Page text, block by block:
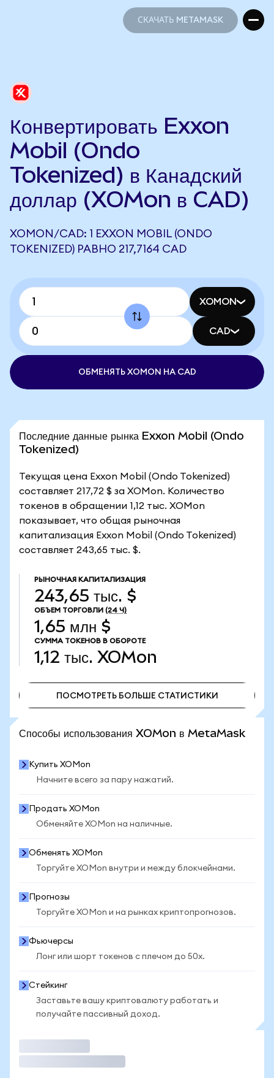
СКАЧАТЬ METAMASK
Конвертировать Exxon
Mobil (Ondo
Tokenized) в Канадский
доллар (XOMon в CAD)
XOMON/CAD: 1 EXXON MOBIL (ONDO
TOKENIZED) РАВНО 217,7164 CAD
XOMON
CAD
ОБМЕНЯТЬ XOMON НА CAD
Последние данные рынка Exxon Mobil (Ondo
Tokenized)
Текущая цена Exxon Mobil (Ondo Tokenized)
составляет 217,72 $ за XOMon. Количество
токенов в обращении 1,12 тыс. XOMon
показывает, что общая рыночная
капитализация Exxon Mobil (Ondo Tokenized)
составляет 243,65 тыс. $.
РЫНОЧНАЯ КАПИТАЛИЗАЦИЯ
243,65 тыс. $
ОБЪЕМ ТОРГОВЛИ (24 Ч)
1,65 млн $
СУММА ТОКЕНОВ В ОБОРОТЕ
1,12 тыс. XOMon
ПОСМОТРЕТЬ БОЛЬШЕ СТАТИСТИКИ
Способы использования XOMon в MetaMask
Купить XOMon
Начните всего за пару нажатий.
Продать XOMon
Обменяйте XOMon на наличные.
Обменять XOMon
Торгуйте XOMon внутри и между блокчейнами.
Прогнозы
Торгуйте XOMon и на рынках криптопрогнозов.
Фьючерсы
Лонг или шорт токенов с плечом до 50x.
Стейкинг
Заставьте вашу криптовалюту работать и
получайте пассивный доход.